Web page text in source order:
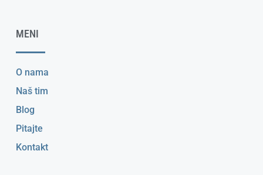
MENI
O nama
Naš tim
Blog
Pitajte
Kontakt